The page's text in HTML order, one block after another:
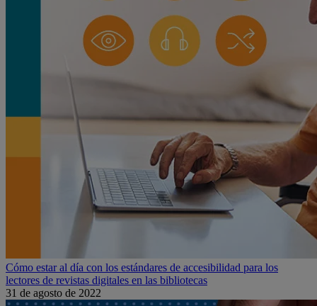
Cómo estar al día con los estándares de accesibilidad para los
lectores de revistas digitales en las bibliotecas
31 de agosto de 2022